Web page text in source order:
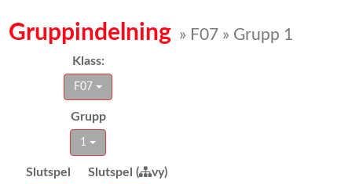
Gruppindelning » F07 » Grupp 1
Klass:
F07
Grupp
1
Slutspel Slutspel ( vy)